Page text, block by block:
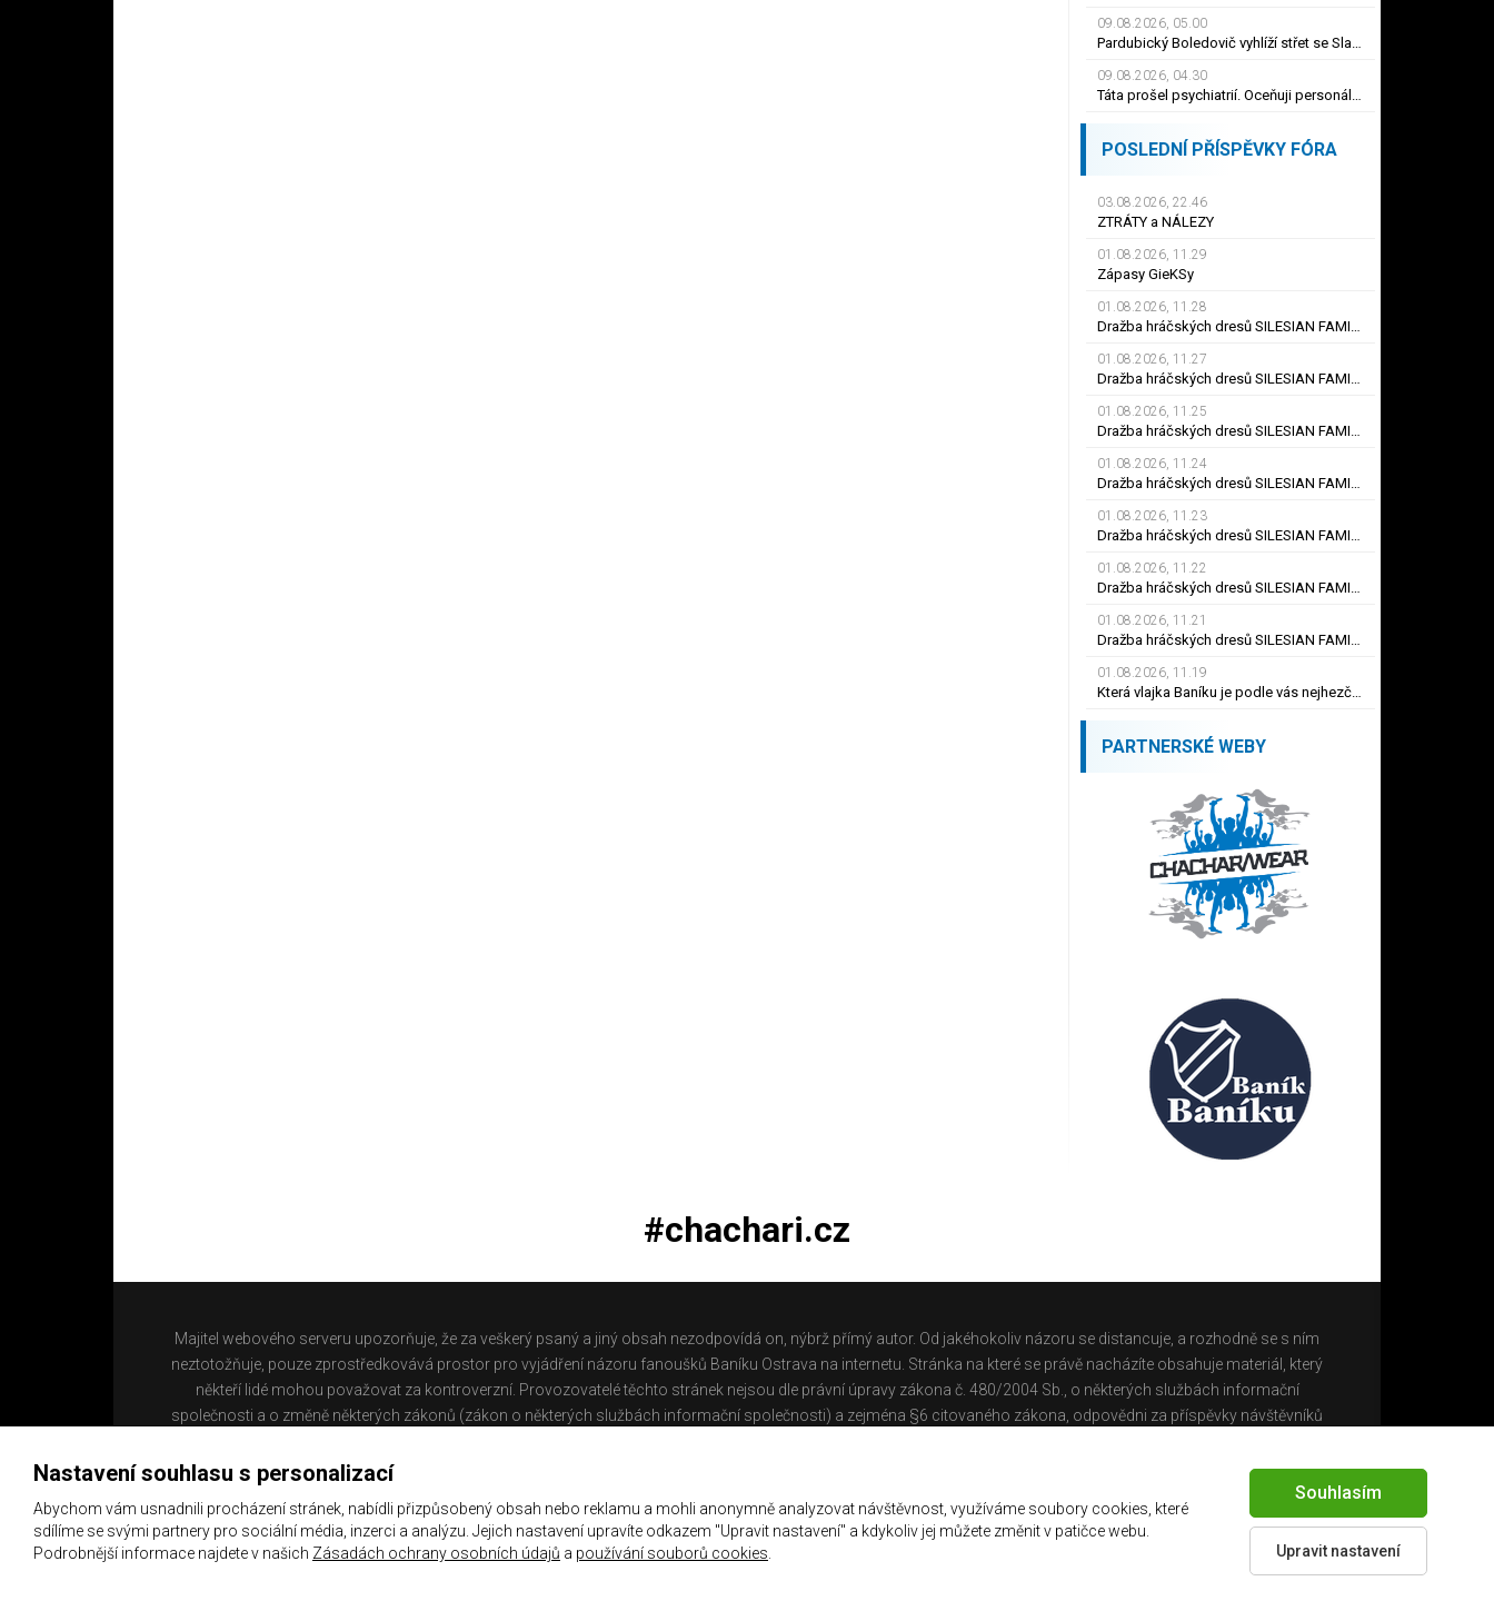
09.08.2026, 05.00
Pardubický Boledovič vyhlíží střet se Slavií: Je škoda, že to nedokáže postavit na mladých
09.08.2026, 04.30
Táta prošel psychiatrií. Oceňuji personál, výhrady mám k zázemí, říká syn
POSLEDNÍ PŘÍSPĚVKY FÓRA
03.08.2026, 22.46
ZTRÁTY a NÁLEZY
01.08.2026, 11.29
Zápasy GieKSy
01.08.2026, 11.28
Dražba hráčských dresů SILESIAN FAMILY - #25 Robert SADOWSKI
01.08.2026, 11.27
Dražba hráčských dresů SILESIAN FAMILY - #22
01.08.2026, 11.25
Dražba hráčských dresů SILESIAN FAMILY - #6
01.08.2026, 11.24
Dražba hráčských dresů SILESIAN FAMILY - #21 Jiří KLÍMA
01.08.2026, 11.23
Dražba hráčských dresů SILESIAN FAMILY - #19 Dyjan Carlos de AZEVEDO
01.08.2026, 11.22
Dražba hráčských dresů SILESIAN FAMILY - #5 Adam JÁNOŠ
01.08.2026, 11.21
Dražba hráčských dresů SILESIAN FAMILY - #1 Viktor BUDÍNSKÝ
01.08.2026, 11.19
Která vlajka Baníku je podle vás nejhezčí ?
PARTNERSKÉ WEBY
#chachari.cz
Majitel webového serveru upozorňuje, že za veškerý psaný a jiný obsah nezodpovídá on, nýbrž přímý autor. Od jakéhokoliv názoru se distancuje, a rozhodně se s ním
neztotožňuje, pouze zprostředkovává prostor pro vyjádření názoru fanoušků Baníku Ostrava na internetu. Stránka na které se právě nacházíte obsahuje materiál, který
někteří lidé mohou považovat za kontroverzní. Provozovatelé těchto stránek nejsou dle právní úpravy zákona č. 480/2004 Sb., o některých službách informační
společnosti a o změně některých zákonů (zákon o některých službách informační společnosti) a zejména §6 citovaného zákona, odpovědni za příspěvky návštěvníků
Created by
Nastavení souhlasu s personalizací
Abychom vám usnadnili procházení stránek, nabídli přizpůsobený obsah nebo reklamu a mohli anonymně analyzovat návštěvnost, využíváme soubory cookies, které
sdílíme se svými partnery pro sociální média, inzerci a analýzu. Jejich nastavení upravíte odkazem "Upravit nastavení" a kdykoliv jej můžete změnit v patičce webu.
Podrobnější informace najdete v našich Zásadách ochrany osobních údajů a používání souborů cookies
Souhlasím
Upravit nastavení